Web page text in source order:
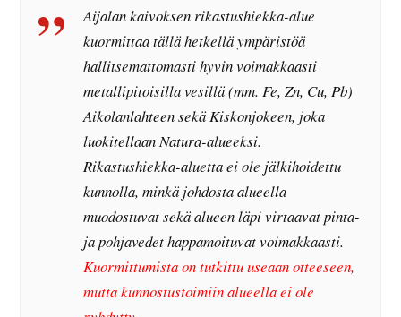
Aijalan kaivoksen rikastushiekka-alue
kuormittaa tällä hetkellä ympäristöä
hallitsemattomasti hyvin voimakkaasti
metallipitoisilla vesillä (mm. Fe, Zn, Cu, Pb)
Aikolanlahteen sekä Kiskonjokeen, joka
luokitellaan Natura-alueeksi.
Rikastushiekka-aluetta ei ole jälkihoidettu
kunnolla, minkä johdosta alueella
muodostuvat sekä alueen läpi virtaavat pinta-
ja pohjavedet happamoituvat voimakkaasti.
Kuormittumista on tutkittu useaan otteeseen,
mutta kunnostustoimiin alueella ei ole